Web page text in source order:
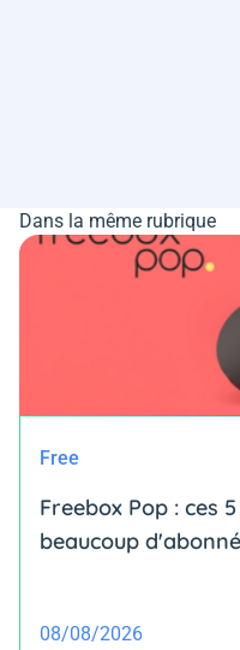
Dans la même rubrique
Free
Freebox Pop : ces
beaucoup
08/08/2026